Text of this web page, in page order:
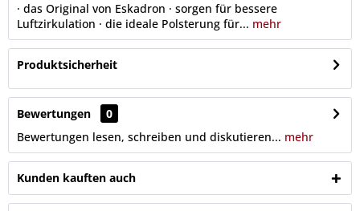
· das Original von Eskadron · sorgen für bessere
Luftzirkulation · die ideale Polsterung für... mehr
Produktsicherheit
Bewertungen
0
Bewertungen lesen, schreiben und diskutieren... mehr
Kunden kauften auch